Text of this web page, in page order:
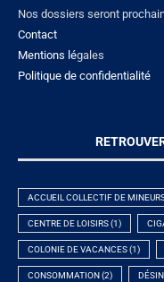
Nos dossiers seront
Contact
Mentions légales
Politique de confidentialité
ACCUEIL COLLECTIF DE
CENTRE DE LOISIRS(1)
COLONIE DE VACANCES(1)
CONSOMMATION (2)